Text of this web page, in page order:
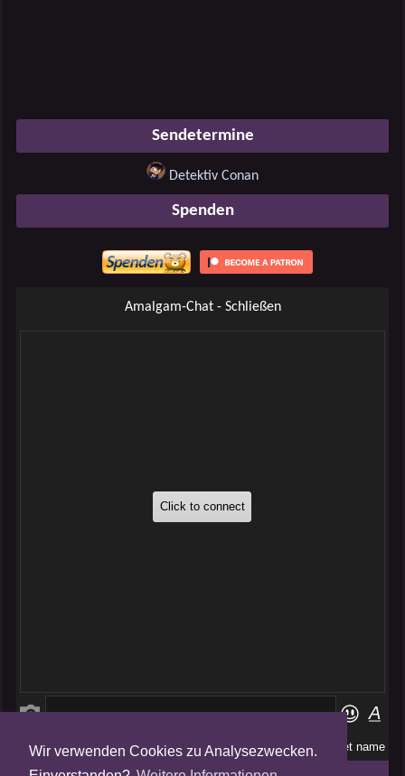
Wir verwenden Cookies zu Analysezwecken.
Sendetermine
Detektiv Conan
Spenden
Amalgam-Chat - Schließen